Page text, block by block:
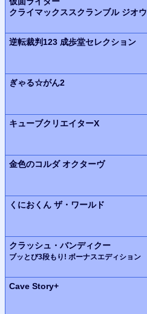
クライマックススクランブル ジオウ
逆転裁判123 成歩堂セレクション
ぎゃる☆がん2
キューブクリエイターX
金色のコルダオクターヴ
くにおくん ザ・ワールド
クラッシュ・バンディクー
ブッとび3段もり! ボーナスエディション
Cave Story+